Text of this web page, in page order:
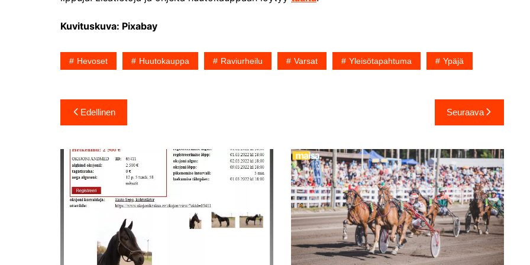
Kuvituskuva: Pixabay
Hevoset Huutokauppa Raviurheilu Varsat Yleisötapahtuma Ypäjä
Artikkelien
selaus
Edellinen Seuraava